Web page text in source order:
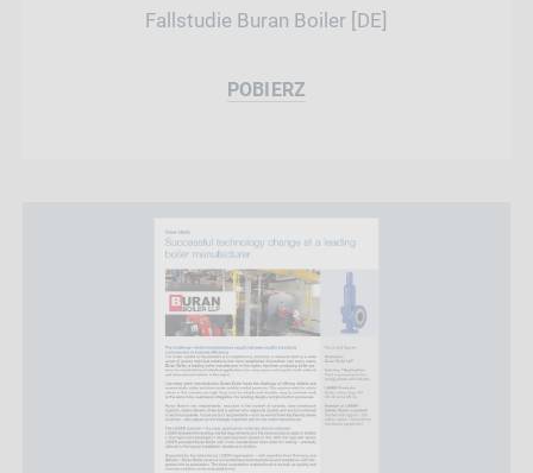
Fallstudie Buran Boiler [DE]
POBIERZ